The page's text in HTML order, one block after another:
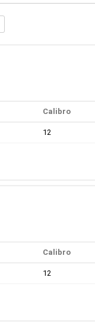
Calibro
12
Calibro
12